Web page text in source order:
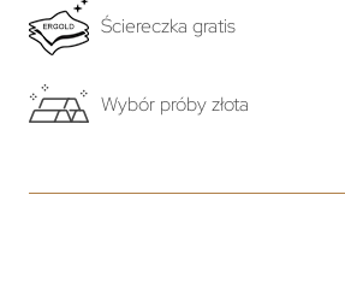
Ściereczka gratis
Wybór próby złota